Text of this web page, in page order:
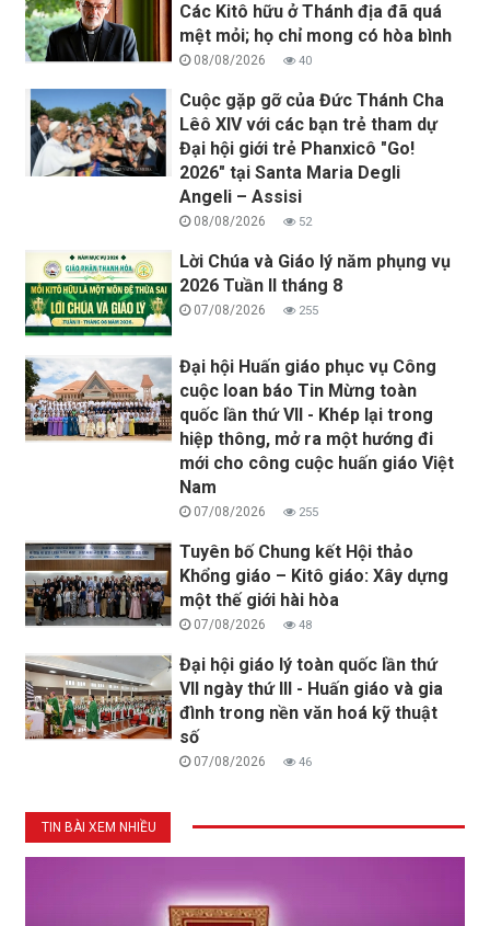
Các Kitô hữu ở Thánh địa đã quá
mệt mỏi; họ chỉ mong có hòa bình
08/08/2026 40
Cuộc gặp gỡ của Đức Thánh Cha
Lêô XIV với các bạn trẻ tham dự
Đại hội giới trẻ Phanxicô "Go!
2026" tại Santa Maria Degli
Angeli – Assisi
08/08/2026 52
Lời Chúa và Giáo lý năm phụng vụ
2026 Tuần II tháng 8
07/08/2026 255
Đại hội Huấn giáo phục vụ Công
cuộc loan báo Tin Mừng toàn
quốc lần thứ VII - Khép lại trong
hiệp thông, mở ra một hướng đi
mới cho công cuộc huấn giáo Việt
Nam
07/08/2026 255
Tuyên bố Chung kết Hội thảo
Khổng giáo – Kitô giáo: Xây dựng
một thế giới hài hòa
07/08/2026 48
Đại hội giáo lý toàn quốc lần thứ
VII ngày thứ III - Huấn giáo và gia
đình trong nền văn hoá kỹ thuật
số
07/08/2026 46
TIN BÀI XEM NHIỀU